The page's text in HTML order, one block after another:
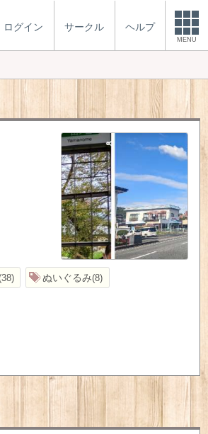
ログイン サークル ヘルプ
MENU
38 ぬいぐるみ 8